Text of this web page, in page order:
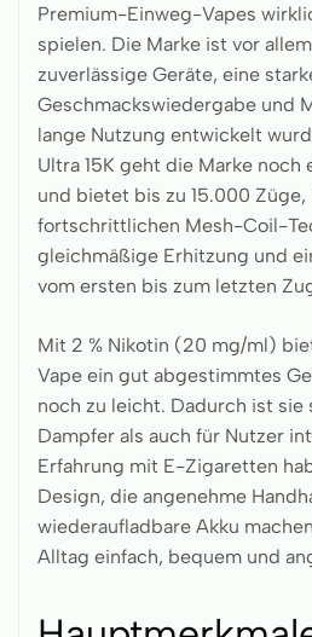
Premium-Einweg-Vapes
spielen. Die Marke ist vor
zuverlässige Geräte, eine
Geschmackswiedergabe und
lange Nutzung entwickelt
Ultra 15K geht die Marke
und bietet bis zu 15.000
fortschrittlichen Mesh-Coil-
gleichmäßige Erhitzung und
vom ersten bis zum letzten
Mit 2 % Nikotin (20 mg/ml)
Vape ein gut abgestimmtes
noch zu leicht. Dadurch ist sie
Dampfer als auch für Nutzer
Erfahrung mit E-Zigaretten
Design, die angenehme
wiederaufladbare Akku
Alltag einfach, bequem und